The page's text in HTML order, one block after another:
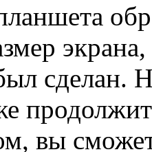
сделан.
вы